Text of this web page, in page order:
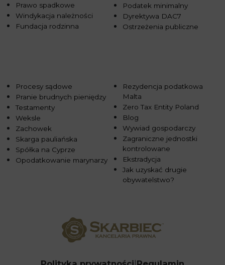
Prawo spadkowe
Windykacja należności
Fundacja rodzinna
Podatek minimalny
Dyrektywa DAC7
Ostrzeżenia publiczne
Procesy sądowe
Pranie brudnych pieniędzy
Testamenty
Weksle
Zachowek
Skarga pauliańska
Spółka na Cyprze
Opodatkowanie marynarzy
Rezydencja podatkowa
Malta
Zero Tax Entity Poland
Blog
Wywiad gospodarczy
Zagraniczne jednostki
kontrolowane
Ekstradycja
Jak uzyskać drugie
obywatelstwo?